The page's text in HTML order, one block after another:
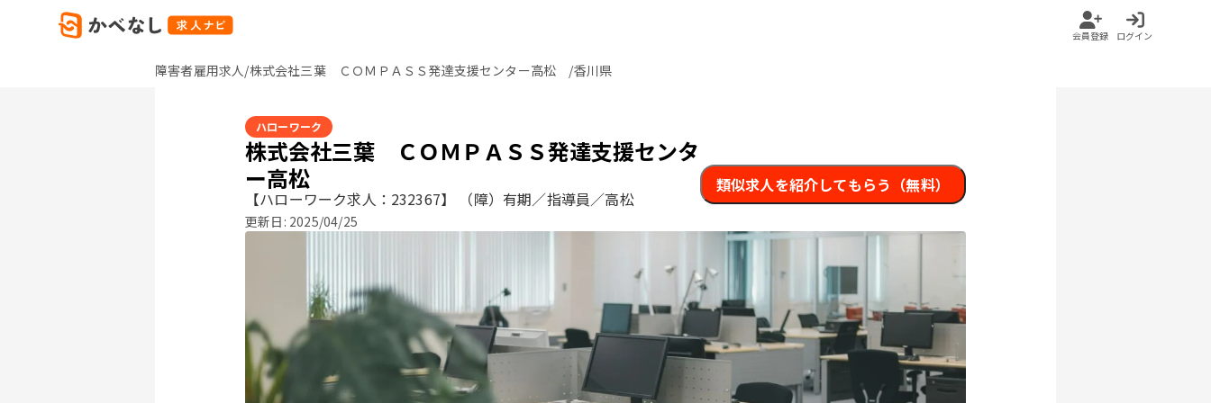
会員登録 ログイン
障害者雇用求人/株式会社三葉 ＣＯＭＰＡＳＳ発達支援センター高松 /香川県
ハローワーク
株式会社三葉 ＣＯＭＰＡＳＳ発達支援センタ
ー高松
【ハローワーク求人：232367】 （障）有期／指導員／高松
更新日: 2025/04/25
類似求人を紹介してもらう（無料）